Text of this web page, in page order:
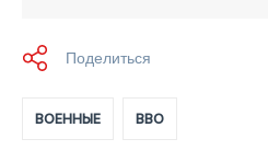
ВОЕННЫЕ ВВО